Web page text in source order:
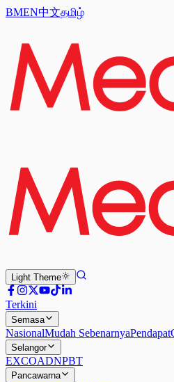
BMEN中文தமிழ்
Light Theme
Terkini
Semasa
NasionalMudah SebenarnyaPendapat
Selangor
EXCOADNPBT
Pancawarna